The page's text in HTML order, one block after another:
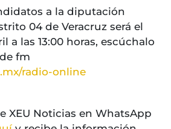
a la diputación
04 de Veracruz será el
a las 13:00 horas, escúchalo
fm
radio-online
XEU Noticias en WhatsApp